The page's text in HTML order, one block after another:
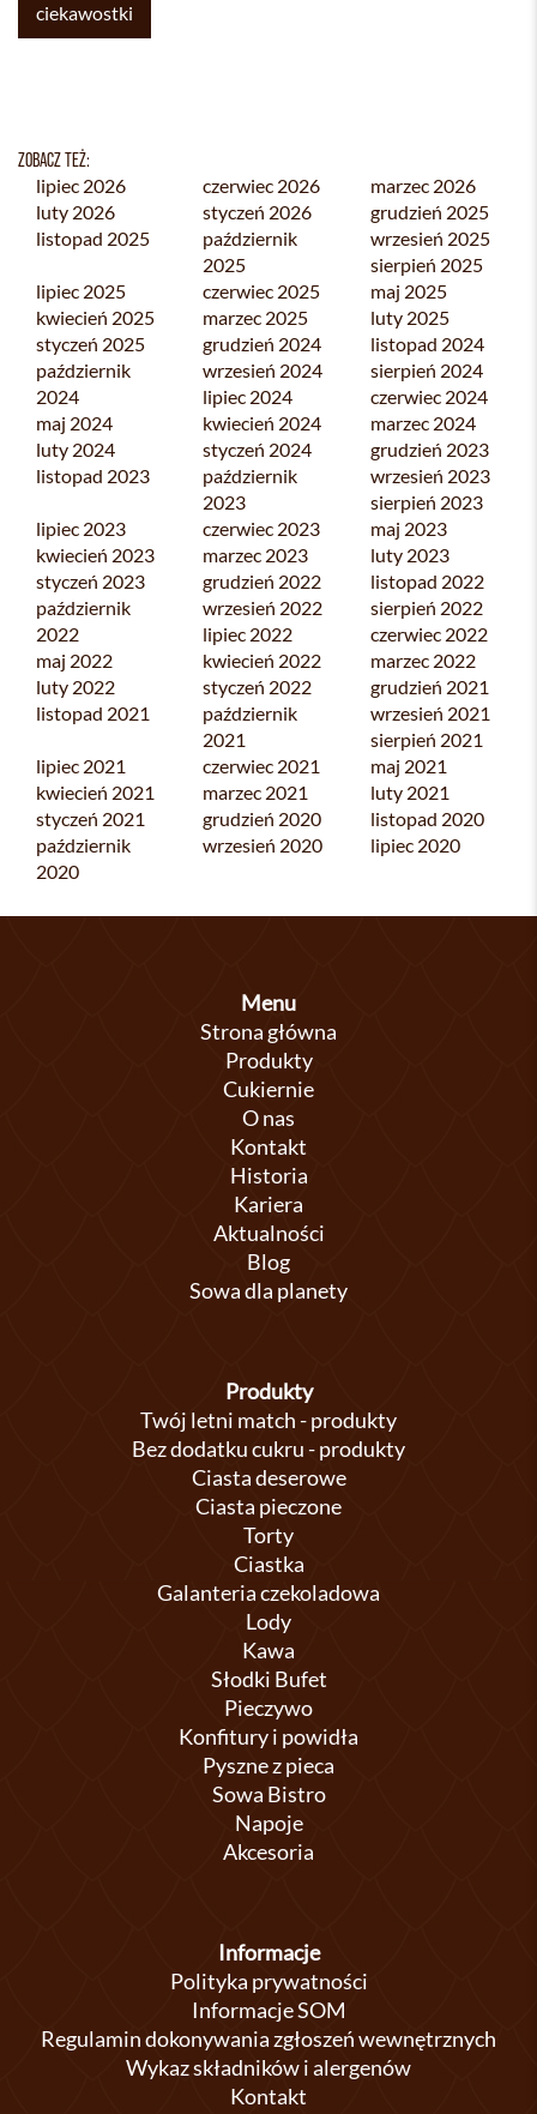
ciekawostki
ZOBACZ TEŻ:
lipiec 2026 czerwiec 2026
marzec 2026
luty 2026
styczeń 2026
grudzień 2025
listopad 2025
październik
2025
wrzesień 2025
sierpień 2025
lipiec 2025
czerwiec 2025
maj 2025
kwiecień 2025
marzec 2025
luty 2025
styczeń 2025
grudzień 2024
listopad 2024
październik
2024
wrzesień 2024
sierpień 2024
lipiec 2024
czerwiec 2024
maj 2024
kwiecień 2024
marzec 2024
luty 2024
styczeń 2024
grudzień 2023
listopad 2023
październik
2023
wrzesień 2023
sierpień 2023
lipiec 2023
czerwiec 2023
maj 2023
kwiecień 2023
marzec 2023
luty 2023
styczeń 2023
grudzień 2022
listopad 2022
październik
2022
wrzesień 2022
sierpień 2022
lipiec 2022
czerwiec 2022
maj 2022
kwiecień 2022
marzec 2022
luty 2022
styczeń 2022
grudzień 2021
listopad 2021
październik
2021
wrzesień 2021
sierpień 2021
lipiec 2021
czerwiec 2021
maj 2021
kwiecień 2021
marzec 2021
luty 2021
styczeń 2021
grudzień 2020
listopad 2020
październik
2020
wrzesień 2020 lipiec 2020
Menu
Strona główna
Produkty
Cukiernie
O nas
Kontakt
Historia
Kariera
Aktualności
Blog
Sowa dla planety
Produkty
Twój letni match - produkty
Bez dodatku cukru - produkty
Ciasta deserowe
Ciasta pieczone
Torty
Ciastka
Galanteria czekoladowa
Lody
Kawa
Słodki Bufet
Pieczywo
Konfitury i powidła
Pyszne z pieca
Sowa Bistro
Napoje
Akcesoria
Informacje
Polityka prywatności
Informacje SOM
Regulamin dokonywania zgłoszeń wewnętrznych
Wykaz składników i alergenów
Kontakt